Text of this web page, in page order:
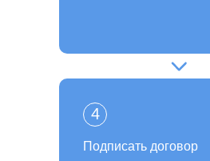
Подписать договор
4